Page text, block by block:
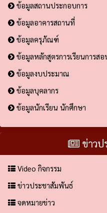
ข้อมูลสถานประกอบการ
ข้อมูลอาคารสถานที่
ข้อมูลครุภัณฑ์
ข้อมูลหลักสูตรการเรียนการสอ
ข้อมูลงบประมาณ
ข้อมูลบุคลากร
ข้อมูลนักเรียน นักศึกษา
ข่าว
Video กิจกรรม
ข่าวประชาสัมพันธ์
จดหมายข่าว